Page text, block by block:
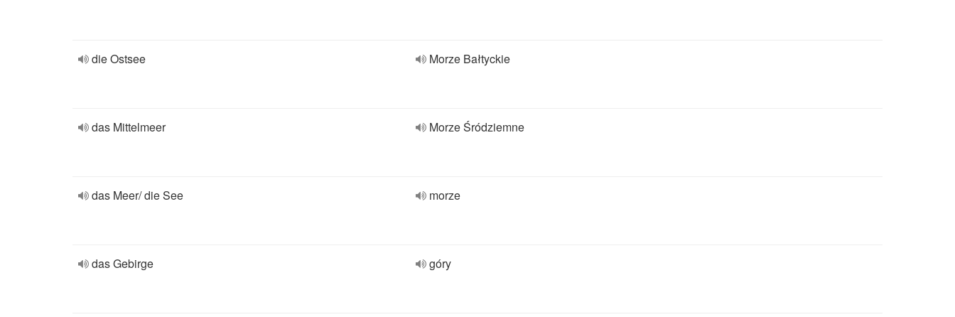
die Ostsee Morze Bałtyckie
das Mittelmeer Morze Śródziemne
das Meer/ die See morze
das Gebirge góry